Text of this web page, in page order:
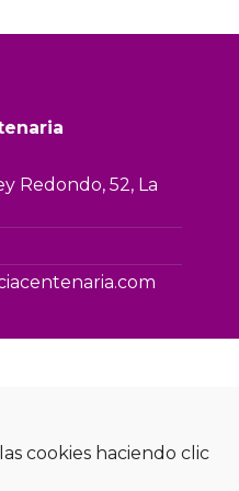
Redondo, 52, La
cookies haciendo clic